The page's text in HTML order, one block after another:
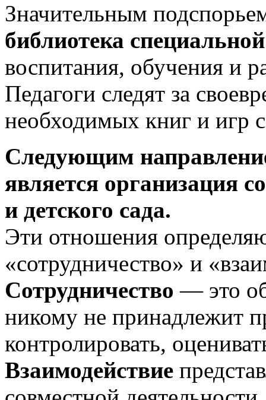
Значительным
библиотека
воспитания, обучения и
Педагоги следят за
необходимых книг и игр
Следующим
является организация
и детского сада.
Эти отношения
«сотрудничество» и
Сотрудничество — это
никому не принадлежит
контролировать,
Взаимодействие